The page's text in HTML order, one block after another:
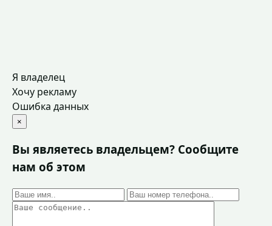
Я владелец
Хочу рекламу
Ошибка данных
×
Вы являетесь владельцем? Сообщите
нам об этом